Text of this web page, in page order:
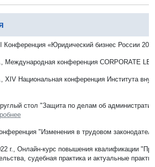
Конференция «Юридический бизнес России
Международная конференция CORPORATE
XIV Национальная конференция Института
стол "Защита по делам об
"Изменения в трудовом
г., Онлайн-курс повышения квалификации
судебная практика и актуальные